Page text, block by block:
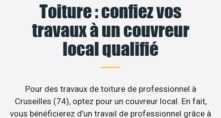
Toiture : confiez vos
travaux à un couvreur
local qualifié
Pour des travaux de toiture de professionnel à
Cruseilles (74), optez pour un couvreur local. En fait,
vous bénéficierez d’un travail de professionnel grâce à